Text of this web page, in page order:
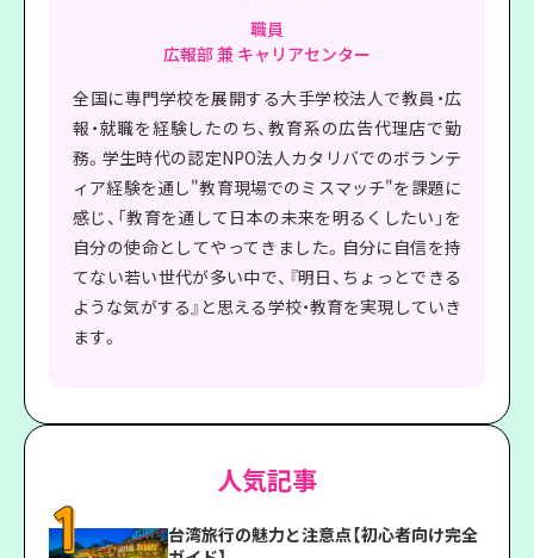
職員
広報部 兼 キャリアセンター
全国に専門学校を展開する大手学校法人で教員・広
報・就職を経験したのち、教育系の広告代理店で勤
務。学生時代の認定NPO法人カタリバでのボランテ
ィア経験を通し"教育現場でのミスマッチ"を課題に
感じ、「教育を通して日本の未来を明るくしたい」を
自分の使命としてやってきました。自分に自信を持
てない若い世代が多い中で、『明日、ちょっとできる
ような気がする』と思える学校・教育を実現していき
ます。
人気記事
台湾旅行の魅力と注意点【初心者向け完全